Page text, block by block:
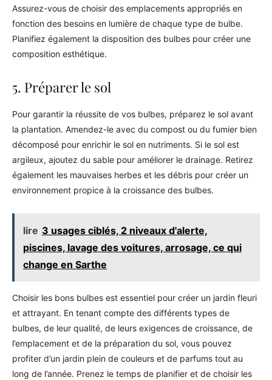
Assurez-vous de choisir des emplacements appropriés en
fonction des besoins en lumière de chaque type de bulbe.
Planifiez également la disposition des bulbes pour créer une
composition esthétique.
5. Préparer le sol
Pour garantir la réussite de vos bulbes, préparez le sol avant
la plantation. Amendez-le avec du compost ou du fumier bien
décomposé pour enrichir le sol en nutriments. Si le sol est
argileux, ajoutez du sable pour améliorer le drainage. Retirez
également les mauvaises herbes et les débris pour créer un
environnement propice à la croissance des bulbes.
lire 3 usages ciblés, 2 niveaux d'alerte,
piscines, lavage des voitures, arrosage, ce qui
change en Sarthe
Choisir les bons bulbes est essentiel pour créer un jardin fleuri
et attrayant. En tenant compte des différents types de
bulbes, de leur qualité, de leurs exigences de croissance, de
l’emplacement et de la préparation du sol, vous pouvez
profiter d’un jardin plein de couleurs et de parfums tout au
long de l’année. Prenez le temps de planifier et de choisir les